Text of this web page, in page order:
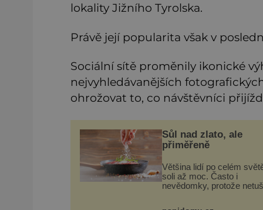
lokality Jižního Tyrolska.
Právě její popularita však v
Sociální sítě proměnily ikonické
nejvyhledávanějších
ohrožovat to, co návštěvníci
Sůl nad zlato, ale
přiměřeně
Většina lidí po celém
soli až moc. Často i
nevědomky, protože